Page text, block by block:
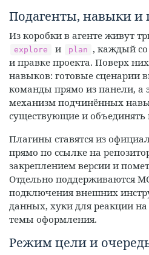
Подагенты, навыки и
Из коробки в агенте живут
explore и plan
, каждый со
и правке проекта. Поверх
навыков: готовые сценарии
команды прямо из панели, а
механизм подчинённых
существующие и объединять
Плагины ставятся из
прямо по ссылке на
закреплением версии и
Отдельно поддерживаются
подключения внешних
данных, хуки для реакции
темы оформления.
Режим цели и